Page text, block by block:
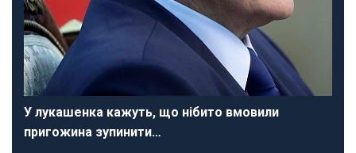
У лукашенка кажуть, що нібито вмовили
пригожина зупинити…